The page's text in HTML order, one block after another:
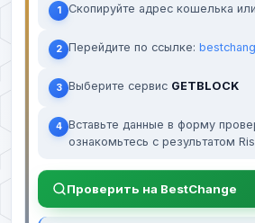
1 Скопируйте адрес кошелька
2 Перейдите по ссылке:
3 Выберите сервис GETBLOCK
4 Вставьте данные в форму
ознакомьтесь с результатом
Проверить на BestChange